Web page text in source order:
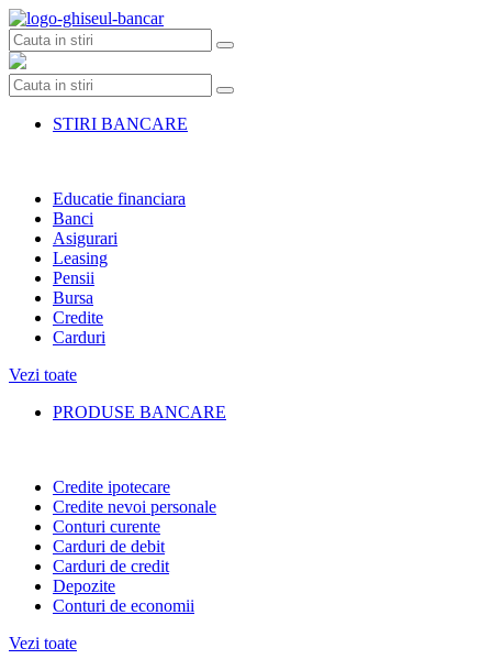
Skip
to
content
STIRI BANCARE
Educatie financiara
Banci
Asigurari
Leasing
Pensii
Bursa
Credite
Carduri
Vezi toate
PRODUSE BANCARE
Credite ipotecare
Credite nevoi personale
Conturi curente
Carduri de debit
Carduri de credit
Depozite
Conturi de economii
Vezi toate